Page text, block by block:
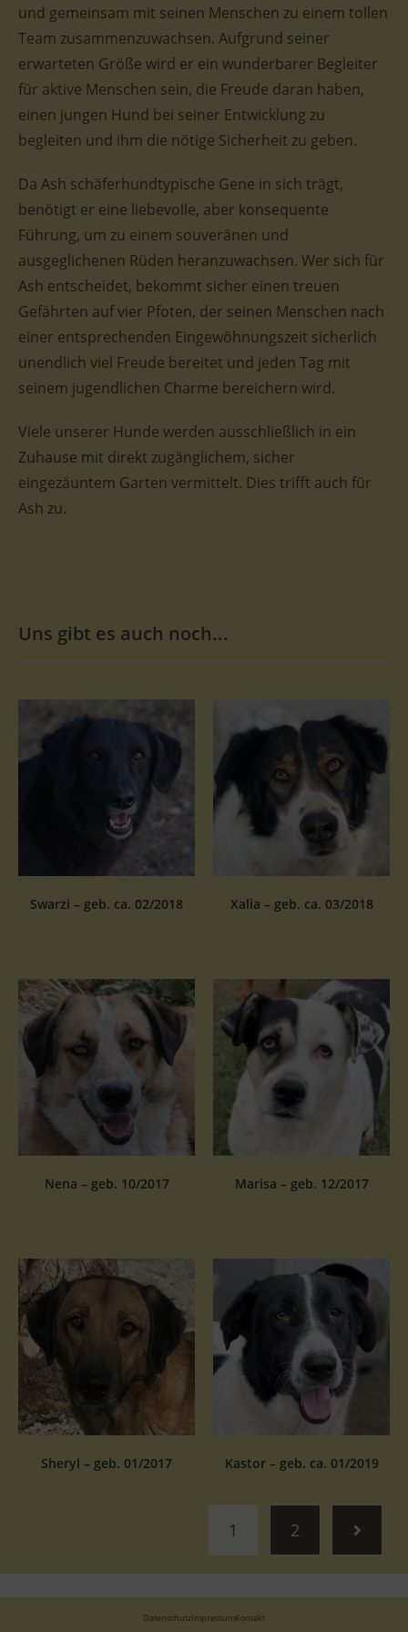
und gemeinsam mit seinen Menschen zu einem tollen
Team zusammenzuwachsen. Aufgrund seiner
erwarteten Größe wird er ein wunderbarer Begleiter
für aktive Menschen sein, die Freude daran haben,
einen jungen Hund bei seiner Entwicklung zu
begleiten und ihm die nötige Sicherheit zu geben.
Da Ash schäferhundtypische Gene in sich trägt,
benötigt er eine liebevolle, aber konsequente
Führung, um zu einem souveränen und
ausgeglichenen Rüden heranzuwachsen. Wer sich für
Ash entscheidet, bekommt sicher einen treuen
Gefährten auf vier Pfoten, der seinen Menschen nach
einer entsprechenden Eingewöhnungszeit sicherlich
unendlich viel Freude bereitet und jeden Tag mit
seinem jugendlichen Charme bereichern wird.
Viele unserer Hunde werden ausschließlich in ein
Zuhause mit direkt zugänglichem, sicher
eingezäuntem Garten vermittelt. Dies trifft auch für
Ash zu.
Uns gibt es auch noch...
Swarzi – geb. ca. 02/2018 Xalia – geb. ca. 03/2018
Nena – geb. 10/2017 Marisa – geb. 12/2017
Sheryl – geb. 01/2017 Kastor – geb. ca. 01/2019
1 2
DatenschutzImpressumKontakt